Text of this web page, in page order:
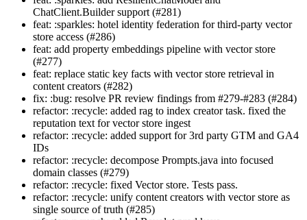
ChatClient.Builder support (#281)
feat: :sparkles: hotel identity federation for third-party vector
store access (#286)
feat: add property embeddings pipeline with vector store
(#277)
feat: replace static key facts with vector store retrieval in
content creators (#282)
fix: :bug: resolve PR review findings from #279-#283 (#284)
refactor: :recycle: added rag to index creator task. fixed the
reputation text for vector store ingest
refactor: :recycle: added support for 3rd party GTM and GA4
IDs
refactor: :recycle: decompose Prompts.java into focused
domain classes (#279)
refactor: :recycle: fixed Vector store. Tests pass.
refactor: :recycle: unify content creators with vector store as
single source of truth (#285)